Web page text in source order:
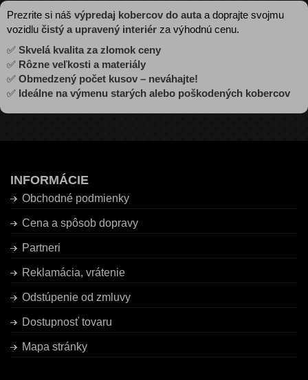
Prezrite si náš výpredaj kobercov do auta a doprajte svojmu
vozidlu čistý a upravený interiér za výhodnú cenu.
✅ Skvelá kvalita za zlomok ceny
✅ Rôzne veľkosti a materiály
✅ Obmedzený počet kusov – neváhajte!
✅ Ideálne na výmenu starých alebo poškodených kobercov
INFORMÁCIE
Obchodné podmienky
Cena a spôsob dopravy
Partneri
Reklamácia, vrátenie
Odstúpenie od zmluvy
Dostupnosť tovaru
Mapa stránky